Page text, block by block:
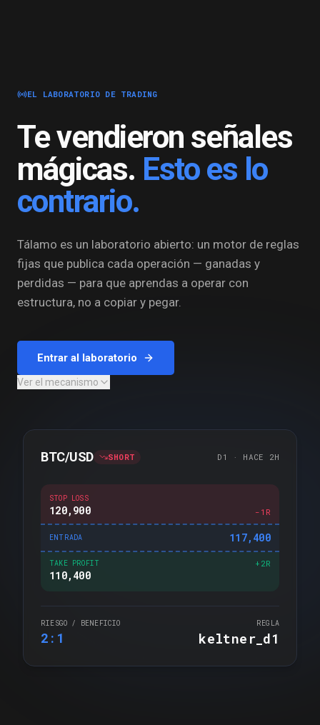
EL LABORATORIO DE TRADING
Te vendieron señales
mágicas. Esto es lo
contrario.
Tálamo es un laboratorio abierto: un motor de reglas
fijas que publica cada operación — ganadas y
perdidas — para que aprendas a operar con
estructura, no a copiar y pegar.
Entrar al laboratorio
Ver el mecanismo
BTC/USD SHORT D1 · HACE 2H
STOP LOSS
120,900 −1R
ENTRADA 117,400
TAKE PROFIT
110,400
+2R
RIESGO / BENEFICIO
2 : 1
REGLA
keltner_d1